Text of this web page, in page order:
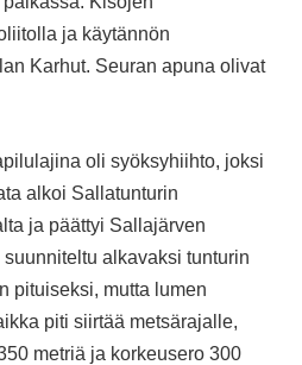
ja käytännön
Karhut. Seuran apuna olivat
oli syöksyhiihto, joksi
alkoi Sallatunturin
ja päättyi Sallajärven
alkavaksi tunturin
pituiseksi, mutta lumen
piti siirtää metsärajalle,
metriä ja korkeusero 300